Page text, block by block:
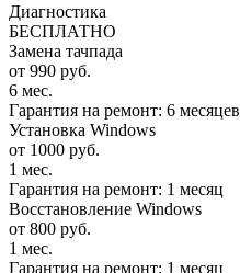
Диагностика
БЕСПЛАТНО
Замена тачпада
от 990 руб.
6 мес.
Гарантия на ремонт: 6 месяцев
Установка Windows
от 1000 руб.
1 мес.
Гарантия на ремонт: 1 месяц
Восстановление Windows
от 800 руб.
1 мес.
Гарантия на ремонт: 1 месяц